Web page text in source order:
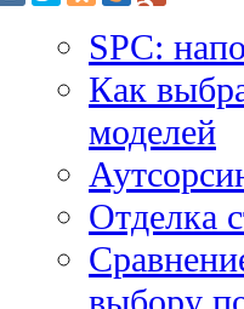
SPC:
Как
моделей
Отделка